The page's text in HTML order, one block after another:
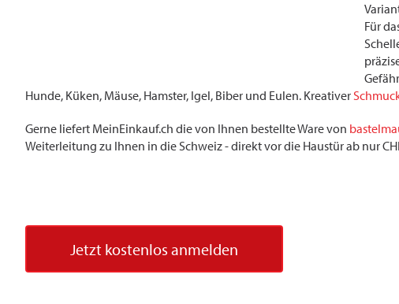
Für
Hunde, Küken, Mäuse, Hamster, Igel, Biber und Eulen. Kreativer
Gerne liefert MeinEinkauf.ch die von Ihnen bestellte Ware von
Weiterleitung zu Ihnen in die Schweiz - direkt vor die Haustür ab nur
Jetzt kostenlos anmelden